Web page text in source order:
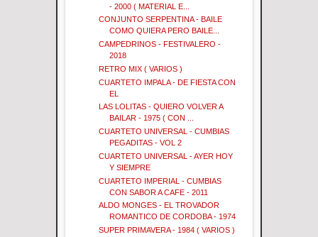
- 2000 ( MATERIAL E...
CONJUNTO SERPENTINA - BAILE
COMO QUIERA PERO BAILE...
CAMPEDRINOS - FESTIVALERO -
2018
RETRO MIX ( VARIOS )
CUARTETO IMPALA - DE FIESTA CON
EL
LAS LOLITAS - QUIERO VOLVER A
BAILAR - 1975 ( CON ...
CUARTETO UNIVERSAL - CUMBIAS
PEGADITAS - VOL 2
CUARTETO UNIVERSAL - AYER HOY
Y SIEMPRE
CUARTETO IMPERIAL - CUMBIAS
CON SABOR A CAFE - 2011
ALDO MONGES - EL TROVADOR
ROMANTICO DE CORDOBA - 1974
SUPER PRIMAVERA - 1984 ( VARIOS )